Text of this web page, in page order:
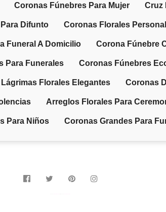
Coronas Fúnebres Para Mujer Cruz
Difunto Coronas Florales
Funeral A Domicilio Corona Fúnebre
Para Funerales Coronas Fúnebres
Lágrimas Florales Elegantes Coronas
Arreglos Florales Para
Para Niños Coronas Grandes Para